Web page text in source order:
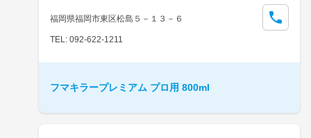
福岡県福岡市東区松島５－１３－６
TEL: 092-622-1211
フマキラープレミアム プロ用 800ml